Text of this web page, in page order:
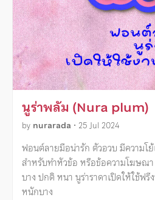
นูร่าพลัม (Nura plum)
by nurarada • 25 Jul 2024
ฟอนต์ลายมือน่ารัก ตัวอวบ มีความโ
สำหรับทำหัวข้อ หรือข้อความโฆษณ
บาง ปกติ หนา นูร่าราดาเปิดให้ใช้ฟรี
หนักบาง